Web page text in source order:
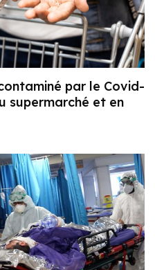
par le Covid-
supermarché et en